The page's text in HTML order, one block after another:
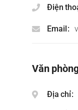
Điện
Email
Văn
Địa chỉ